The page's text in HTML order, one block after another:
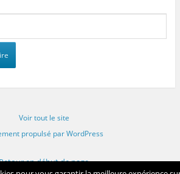
Voir tout le site
propulsé par WordPress
en début de page